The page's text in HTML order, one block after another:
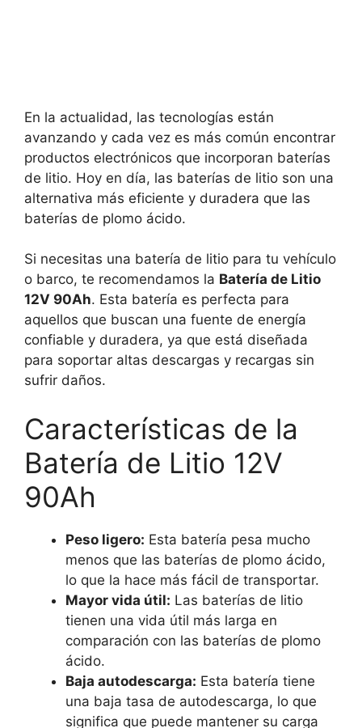
En la actualidad, las tecnologías están
avanzando y cada vez es más común encontrar
productos electrónicos que incorporan baterías
de litio. Hoy en día, las baterías de litio son una
alternativa más eficiente y duradera que las
baterías de plomo ácido.
Si necesitas una batería de litio para tu vehículo
o barco, te recomendamos la Batería de Litio
12V 90Ah. Esta batería es perfecta para
aquellos que buscan una fuente de energía
confiable y duradera, ya que está diseñada
para soportar altas descargas y recargas sin
sufrir daños.
Características de la
Batería de Litio 12V
90Ah
Peso ligero: Esta batería pesa mucho
menos que las baterías de plomo ácido,
lo que la hace más fácil de transportar.
Mayor vida útil: Las baterías de litio
tienen una vida útil más larga en
comparación con las baterías de plomo
ácido.
Baja autodescarga: Esta batería tiene
una baja tasa de autodescarga, lo que
significa que puede mantener su carga